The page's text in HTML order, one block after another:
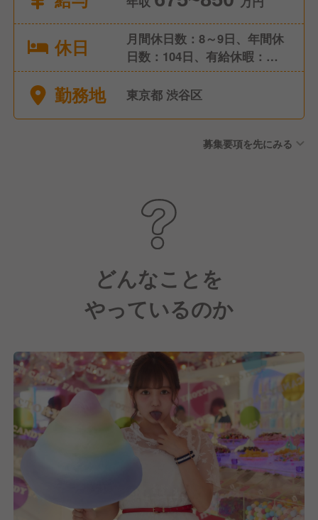
休日
月間休日数：8～9日、年間休
日数：104日、有給休暇：入社
6か月後に10日付与
勤務地 東京都 渋谷区
募集要項を先にみる
どんなことを
やっているのか